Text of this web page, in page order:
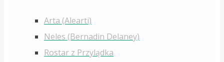
Arta (Alearti)
Neles (Bernadin Delaney)
Rostar z Przylądka